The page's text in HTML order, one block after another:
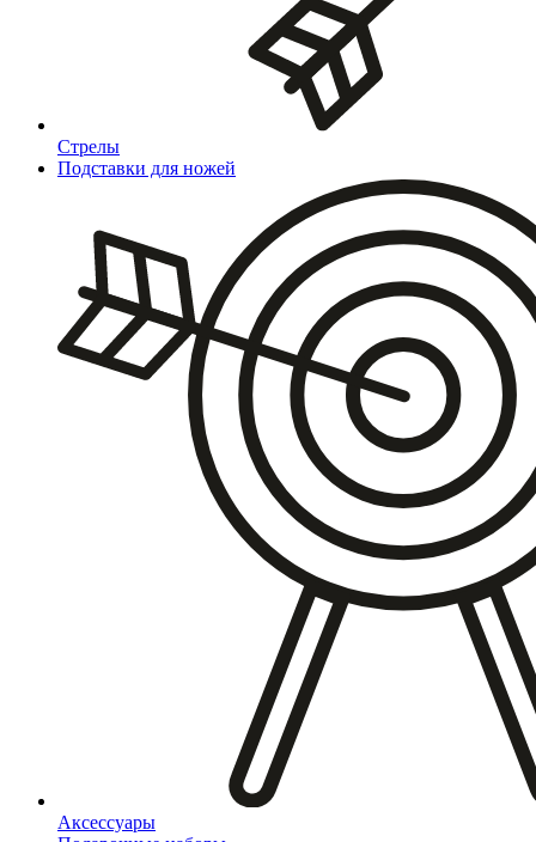
Стрелы
Подставки для ножей
Аксессуары